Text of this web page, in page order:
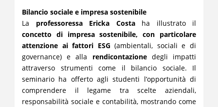
Bilancio sociale e impresa sostenibile
La professoressa Ericka Costaha illustrato il
concetto di impresa sostenibile, con particolare
attenzione ai fattori ESG (ambientali, sociali e di
governance) e alla rendicontazionedegli impatti
attraverso strumenti come il bilancio sociale. Il
seminario ha offerto agli studenti l’opportunità di
comprendere il legame tra scelte aziendali,
responsabilità sociale e contabilità, mostrando come